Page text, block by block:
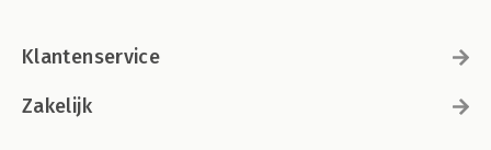
Klantenservice
Zakelijk